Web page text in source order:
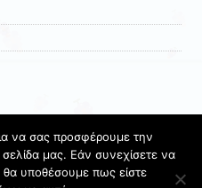
να σας προσφέρουμε την
μας. Εάν συνεχίσετε να
θα υποθέσουμε πως είστε